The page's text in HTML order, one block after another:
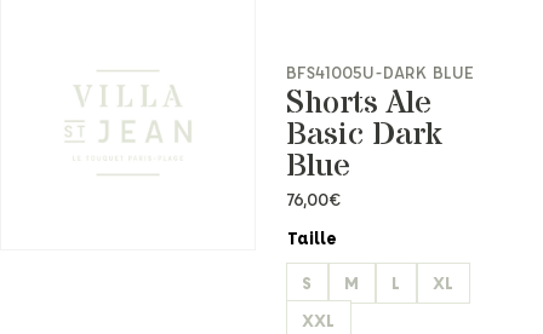
BFS41005U-DARK BLUE
Shorts Ale
Basic Dark
Blue
76,00€
Taille
S
M L
XL
XXL